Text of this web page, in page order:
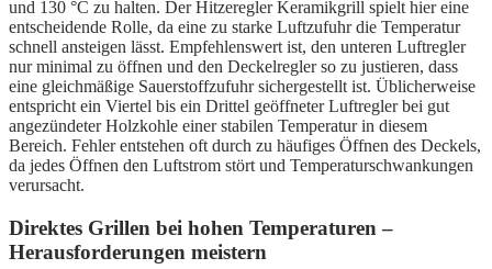
und 130 °C zu halten. Der Hitzeregler Keramikgrill spielt hier eine
entscheidende Rolle, da eine zu starke Luftzufuhr die Temperatur
schnell ansteigen lässt. Empfehlenswert ist, den unteren Luftregler
nur minimal zu öffnen und den Deckelregler so zu justieren, dass
eine gleichmäßige Sauerstoffzufuhr sichergestellt ist. Üblicherweise
entspricht ein Viertel bis ein Drittel geöffneter Luftregler bei gut
angezündeter Holzkohle einer stabilen Temperatur in diesem
Bereich. Fehler entstehen oft durch zu häufiges Öffnen des Deckels,
da jedes Öffnen den Luftstrom stört und Temperaturschwankungen
verursacht.
Direktes Grillen bei hohen Temperaturen –
Herausforderungen meistern